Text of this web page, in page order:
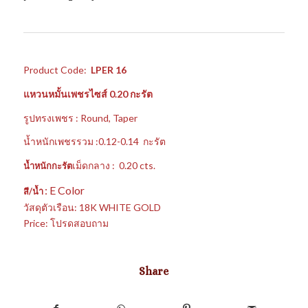
Product Code: LPER 16
แหวนหมั้นเพชรไซส์ 0.20 กะรัต
รูปทรงเพชร : Round, Taper
น้ำหนักเพชรรวม :0.12-0.14 กะรัต
น้ำหนักกะรัตเม็ดกลาง : 0.20 cts.
สี/น้ำ: E Color
วัสดุตัวเรือน: 18K WHITE GOLD
Price: โปรดสอบถาม
Share